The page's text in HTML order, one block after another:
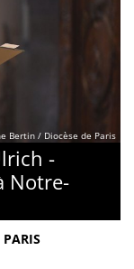
Bertin / Diocèse de Paris
-
Notre-